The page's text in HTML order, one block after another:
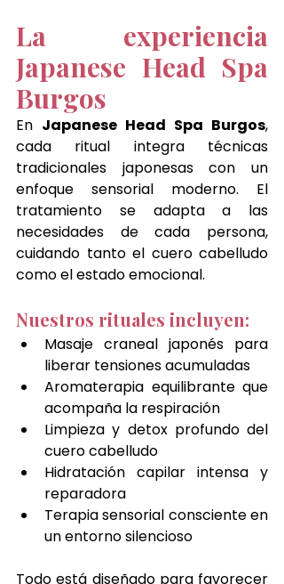
La experiencia
Japanese Head Spa
Burgos
En Japanese Head Spa Burgos,
cada ritual integra técnicas
tradicionales japonesas con un
enfoque sensorial moderno. El
tratamiento se adapta a las
necesidades de cada persona,
cuidando tanto el cuero cabelludo
como el estado emocional.
Nuestros rituales incluyen:
Masaje craneal japonés para
liberar tensiones acumuladas
Aromaterapia equilibrante que
acompaña la respiración
Limpieza y detox profundo del
cuero cabelludo
Hidratación capilar intensa y
reparadora
Terapia sensorial consciente en
un entorno silencioso
Todo está diseñado para favorecer